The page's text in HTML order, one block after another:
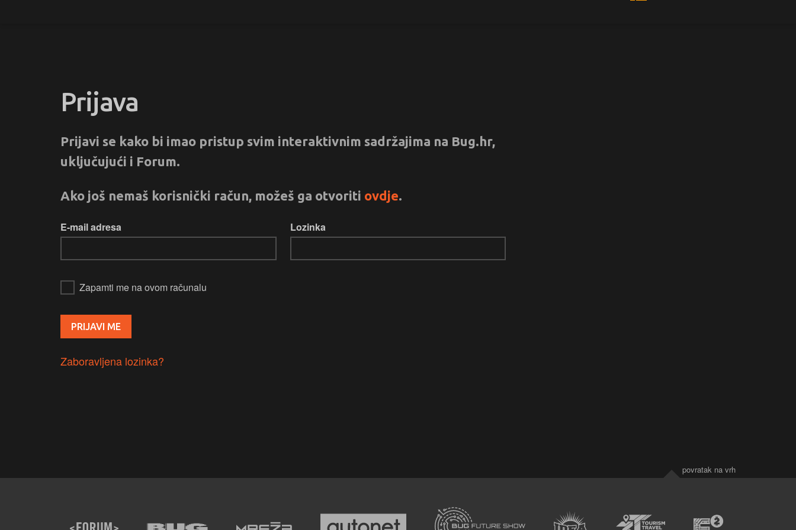
Prijava
Prijavi se kako bi imao pristup svim interaktivnim sadržajima na Bug.hr,
uključujući i Forum.
Ako još nemaš korisnički račun, možeš ga otvoriti ovdje.
E-mail adresa Lozinka
Zapamti me na ovom računalu
Zaboravljena lozinka?
povratak na vrh